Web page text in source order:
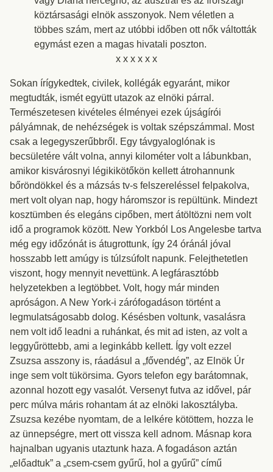
köztársasági elnök asszonyok. Nem véletlen a
többes szám, mert az utóbbi időben ott nők váltották
egymást ezen a magas hivatali poszton.
x x x x x x
Sokan írígykedtek, civilek, kollégák egyaránt, mikor
megtudták, ismét együtt utazok az elnöki párral.
Természetesen kivételes élményei ezek újságírói
pályámnak, de nehézségek is voltak szépszámmal. Most
csak a legegyszerűbbről. Egy távgyaloglónak is
becsületére vált volna, annyi kilométer volt a lábunkban,
amikor kisvárosnyi légikikötőkön kellett átrohannunk
bőröndökkel és a mázsás tv-s felszereléssel felpakolva,
mert volt olyan nap, hogy háromszor is repültünk. Mindezt
kosztümben és elegáns cipőben, mert átöltözni nem volt
idő a programok között. New Yorkból Los Angelesbe tartva
még egy időzónát is átugrottunk, így 24 óránál jóval
hosszabb lett amúgy is túlzsúfolt napunk. Felejthetetlen
viszont, hogy mennyit nevettünk. A legfárasztóbb
helyzetekben a legtöbbet. Volt, hogy már minden
apróságon. A New York-i zárófogadáson történt a
legmulatságosabb dolog. Késésben voltunk, vasalásra
nem volt idő leadni a ruhánkat, és mit ad isten, az volt a
leggyűröttebb, ami a leginkább kellett. Így volt ezzel
Zsuzsa asszony is, ráadásul a „fővendég”, az Elnök Úr
inge sem volt tükörsima. Gyors telefon egy barátomnak,
azonnal hozott egy vasalót. Versenyt futva az idővel, pár
perc múlva máris rohantam át az elnöki lakosztályba.
Zsuzsa kezébe nyomtam, de a lelkére kötöttem, hozza le
az ünnepségre, mert ott vissza kell adnom. Másnap kora
hajnalban ugyanis utaztunk haza. A fogadáson aztán
„előadtuk” a „csem-csem gyűrű, hol a gyűrű” című